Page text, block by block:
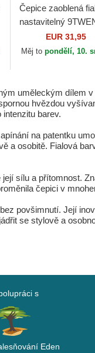
Čepice zaoblená
nastavitelný
Seersucker New
Yankees MLB
EUR 31,95
Měj topondělí, 10.
uměleckým dílem
hvězdou
barev.
na patentku
a osobitě. Fialová
sílu a přítomnost.
čepici v
povšimnutí. Její
se stylově a
s
Eden